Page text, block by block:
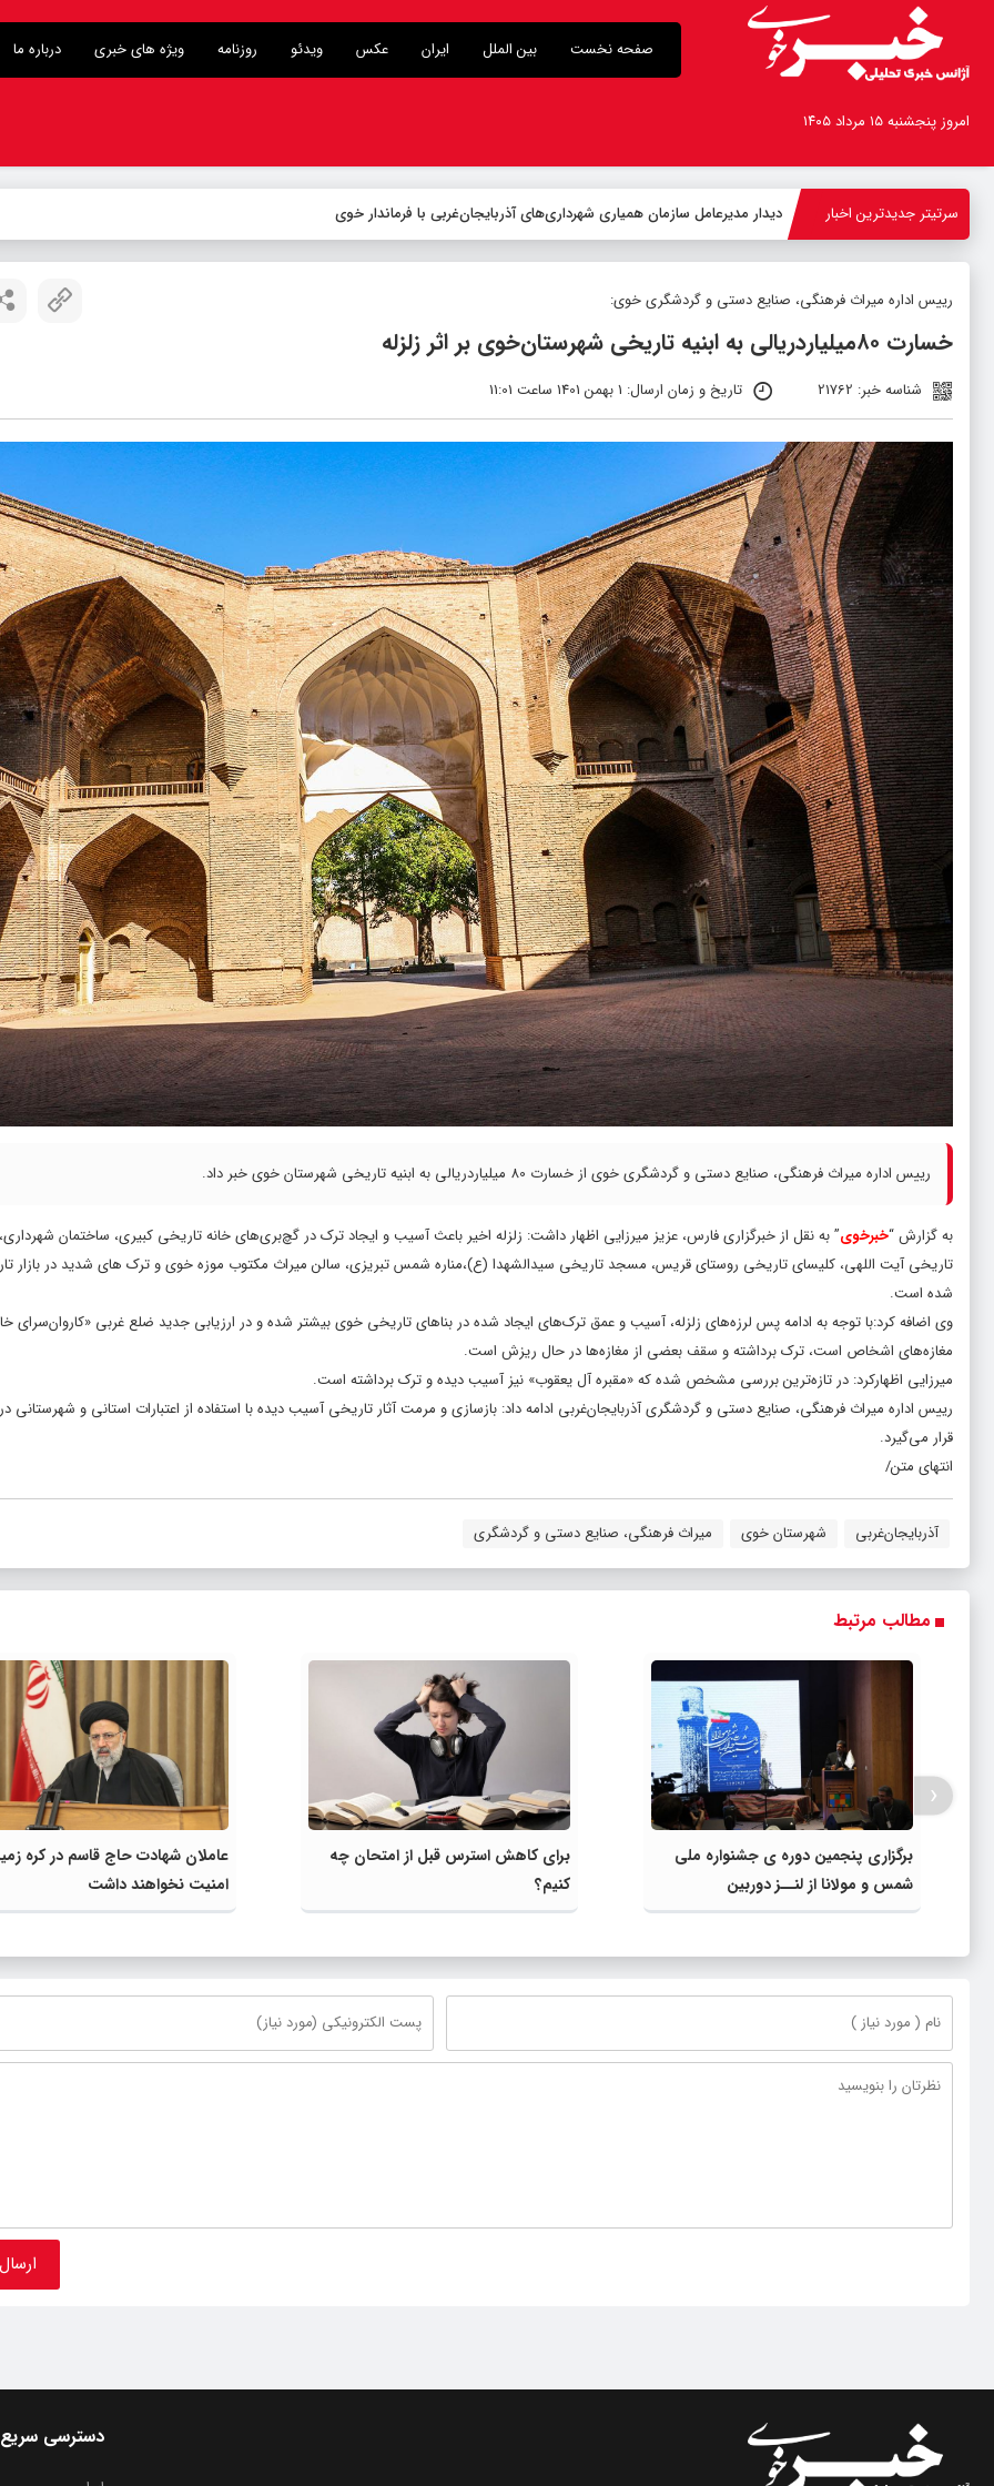
صفحه نخست بین الملل ایران عکس ویدئو روزنامه ویژه های خبری درباره ما
امروز پنجشنبه ۱۵ مرداد ۱۴۰۵
سرتیتر جدیدترین اخبار -
رییس اداره میراث فرهنگی، صنایع دستی و گردشگری خوی:
خسارت ۸۰میلیاردریالی به ابنیه تاریخی شهرستان‌خوی بر اثر زلزله
شناسه خبر: 21762 تاریخ و زمان ارسال: 1 بهمن 1401 ساعت 11:01
رییس اداره میراث فرهنگی، صنایع دستی و گردشگری خوی از خسارت 80 میلیاردریالی به ابنیه تاریخی شهرستان خوی خبر داد.
به گزارش “خبرخوی” به نقل از خبرگزاری فارس، عزیز میرزایی اظهار داشت: زلزله اخیر باعث آسیب و ایجاد ترک در گچ‌بری‌های خانه تاریخی کبیری، ساختمان
تاریخی آیت اللهی، کلیسای تاریخی روستای قریس، مسجد تاریخی سیدالشهدا (ع)،مناره شمس تبریزی، سالن میراث مکتوب موزه خوی و ترک های شدید در بازار
شده است.
وی اضافه کرد:با توجه به ادامه پس لرزه‌های زلزله، آسیب و عمق ترک‌های ایجاد شده در بناهای تاریخی خوی بیشتر شده و در ارزیابی جدید ضلع غربی «کاروان‌سرای
مغازه‌های اشخاص است، ترک برداشته و سقف بعضی از مغازه‌ها در حال ریزش است.
میرزایی اظهارکرد: در تازه‌ترین بررسی مشخص شده که «مقبره آل یعقوب» نیز آسیب دیده و ترک برداشته است.
رییس اداره میراث فرهنگی، صنایع دستی و گردشگری آذربایجان‌غربی ادامه داد: بازسازی و مرمت آثار تاریخی آسیب دیده با استفاده از اعتبارات استانی و شهرستانی
قرار می‌گیرد.
انتهای متن/
آذربایجان‌غربی شهرستان خوی میراث فرهنگی، صنایع دستی و گردشگری
مطالب مرتبط
برگزاری پنجمین دوره ی جشنواره ملی
شمس و مولانا از لنــز دوربین
برای کاهش استرس قبل از امتحان چه
کنیم؟
عاملان شهادت حاج قاسم در کره
امنیت نخواهند داشت
‹
دسترسی سریع